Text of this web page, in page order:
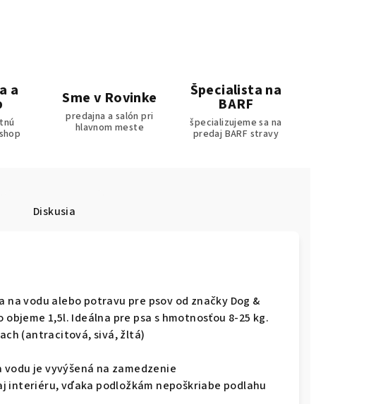
a Sme v Rovinke
predajna a salón pri
hlavnom meste
Špecialista na
BARF
špecializujeme sa na
predaj BARF stravy
Diskusia
vodu alebo potravu pre psov od značky Dog &
1,5l. Ideálna pre psa s hmotnosťou 8-25 kg.
(antracitová, sivá, žltá)
je vyvýšená na zamedzenie
interiéru, vďaka podložkám nepoškriabe podlahu